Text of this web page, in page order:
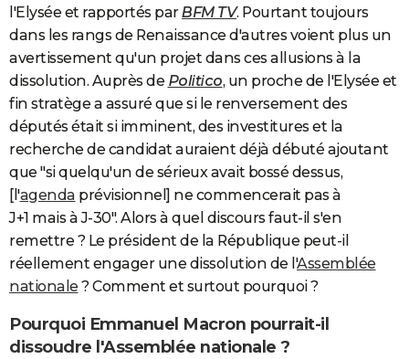
l'Elysée et rapportés parBFM TV. Pourtant toujours
dans les rangs de Renaissance d'autres voient plus un
avertissement qu'un projet dans ces allusions à la
dissolution. Auprès de Politico, un proche de l'Elysée et
fin stratège a assuré que si le renversement des
députés était si imminent, des investitures et la
recherche de candidat auraient déjà débuté ajoutant
que "si quelqu'un de sérieux avait bossé dessus,
[l'agenda prévisionnel] ne commencerait pas à
J+1 mais à J-30". Alors à quel discours faut-il s'en
remettre ? Le président de la République peut-il
réellement engager une dissolution de l'Assemblée
nationale ? Comment et surtout pourquoi ?
Pourquoi Emmanuel Macron pourrait-il
dissoudre l'Assemblée nationale ?